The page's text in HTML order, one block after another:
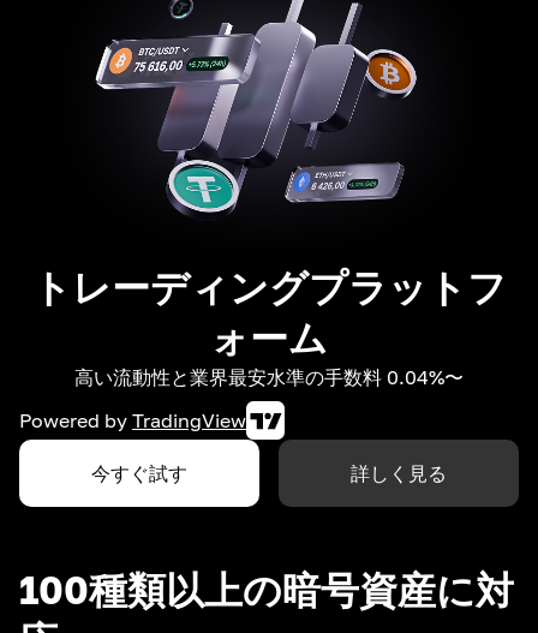
トレーディングプラットフ
ォーム
高い流動性と業界最安水準の手数料 0.04%〜
Powered by TradingView
今すぐ試す 詳しく見る
100種類以上の暗号資産に対